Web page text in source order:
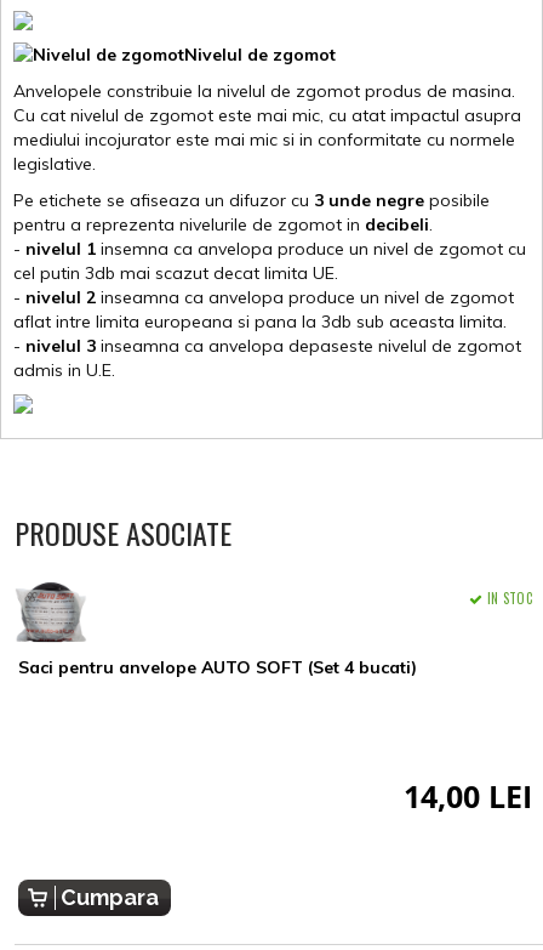
Nivelul de zgomot
Anvelopele constribuie la nivelul de zgomot produs de masina.
Cu cat nivelul de zgomot este mai mic, cu atat impactul asupra
mediului incojurator este mai mic si in conformitate cu normele
legislative.
Pe etichete se afiseaza un difuzor cu 3 unde negre posibile
pentru a reprezenta nivelurile de zgomot in decibeli.
- nivelul 1 insemna ca anvelopa produce un nivel de zgomot cu
cel putin 3db mai scazut decat limita UE.
- nivelul 2 inseamna ca anvelopa produce un nivel de zgomot
aflat intre limita europeana si pana la 3db sub aceasta limita.
- nivelul 3 inseamna ca anvelopa depaseste nivelul de zgomot
admis in U.E.
PRODUSE ASOCIATE
Saci pentru anvelope AUTO SOFT (Set 4 bucati)
IN STOC
14,00 LEI
Cumpara